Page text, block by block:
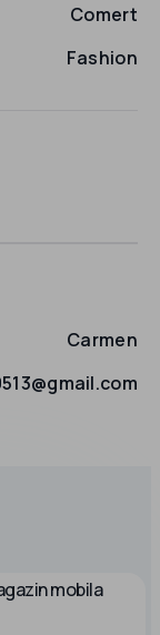
Comert
Fashion
Carmen
mobila